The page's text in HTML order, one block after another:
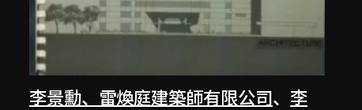
李景勳、雷煥庭建築師有限公司、 李